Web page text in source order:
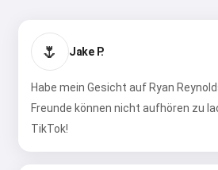
🌷 Jake P.
Habe mein Gesicht auf Ryan
Freunde können nicht aufhören zu
TikTok!